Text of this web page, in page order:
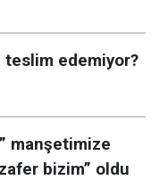
edemiyor?
manşetimize
bizim” oldu